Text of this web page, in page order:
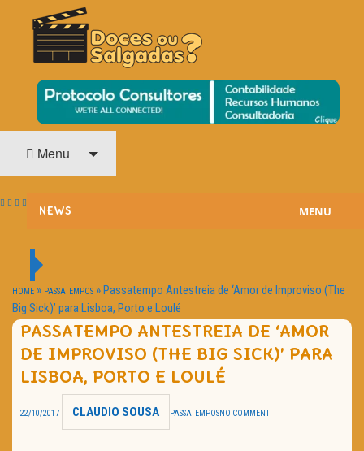
DOCES OU SALGADAS?
O Cinema? Uma Paixão!!
Menu
NEWS
HOME CINEMA
NOTA PESSOAL
TRAILER DO DIA
MENU
HOME » PASSATEMPOS »Passatempo Antestreia de ‘Amor de Improviso (The
Big Sick)’ para Lisboa, Porto e Loulé
PASSATEMPO ANTESTREIA DE ‘AMOR
DE IMPROVISO (THE BIG SICK)’ PARA
LISBOA, PORTO E LOULÉ
22/10/2017 CLAUDIO SOUSA PASSATEMPOSNO COMMENT